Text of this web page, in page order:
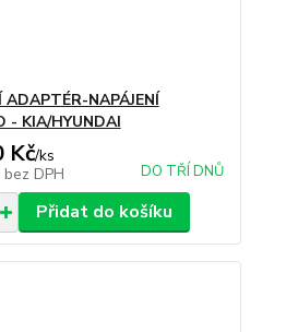
ADAPTÉR-NAPÁJENÍ
- KIA/HYUNDAI
Kč/ks
bez DPH DO TŘÍ DNŮ
Přidat do košíku